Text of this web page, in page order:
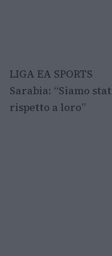
LIGA EA SPORTS
Sarabia: “Siamo
rispetto a loro”